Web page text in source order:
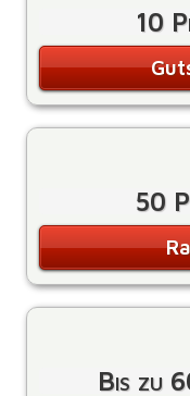
10
50
Bis zu